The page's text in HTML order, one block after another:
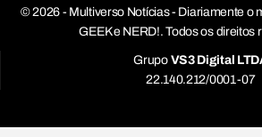
© 2026 - Multiverso Notícias - Diariamente o
GEEK e NERD!. Todos os direitos
Grupo VS3 Digital
22.140.212/0001-07